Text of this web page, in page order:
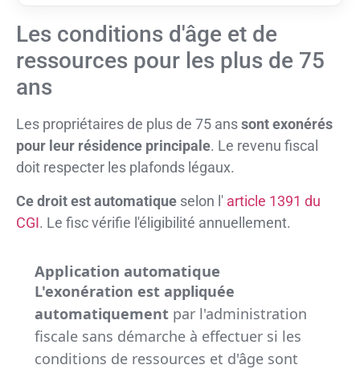
Les conditions d'âge et de
ressources pour les plus de 75
ans
Les propriétaires de plus de 75 anssont exonérés
pour leur résidence principale. Le revenu fiscal
doit respecter les plafonds légaux.
Ce droit est automatique selon l' article 1391 du
CGI. Le fisc vérifie l'éligibilité annuellement.
Application automatique
L'exonération est appliquée
automatiquementpar l'administration
fiscale sans démarche à effectuer si les
conditions de ressources et d'âge sont